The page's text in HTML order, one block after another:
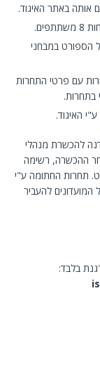
אותה באתר האיגוד.
הספורט במבחני
עם פרטי התחרות
בתחרות.
האיגוד.
להכשרת מנהלי
בזום במשך כ4 שעות. לאחר ההכשרה, רשימה
תחרות החתומה ע"י
להעביר
בלבד: